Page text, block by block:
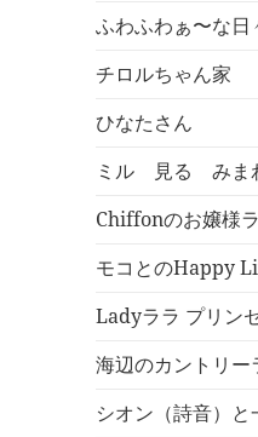
ふわふわぁ〜な日
チロルちゃん家
ひなたさん
ミル 見る みま
Chiffonのお嬢様
モコとのHappy
Ladyララ プリン
海辺のカントリー
シオン（詩音）と